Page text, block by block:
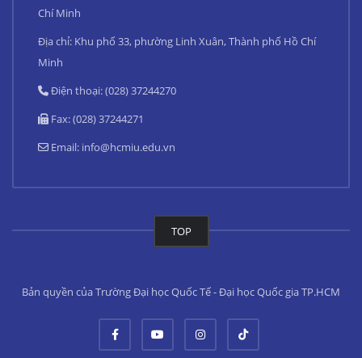
Chí Minh
Địa chỉ: Khu phố 33, phường Linh Xuân, Thành phố Hồ Chí
Minh
Điện thoại: (028) 37244270
Fax: (028) 37244271
Email: info@hcmiu.edu.vn
TOP
Bản quyền của Trường Đại học Quốc Tế - Đại học Quốc gia TP.HCM